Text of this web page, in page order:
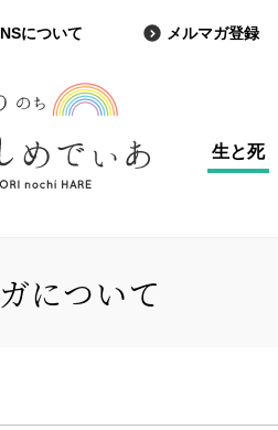
について メルマガ登録
生と死
について